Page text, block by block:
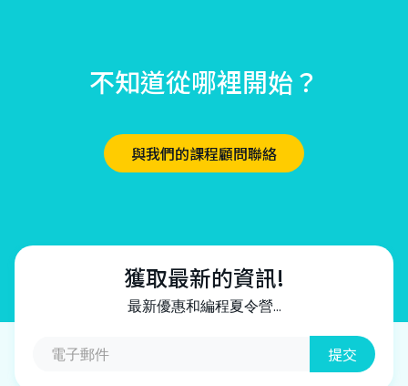
不知道從哪裡開始？
與我們的課程顧問聯絡
獲取最新的資訊!
最新優惠和編程夏令營...